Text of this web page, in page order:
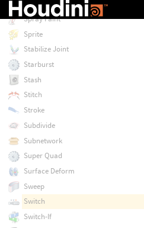
Split by Point Attribute
Spray Paint
Sprite
Stabilize Joint
Starburst
Stash
Stitch
Stroke
Subdivide
Subnetwork
Super Quad
Surface Deform
Sweep
Switch
Switch-If